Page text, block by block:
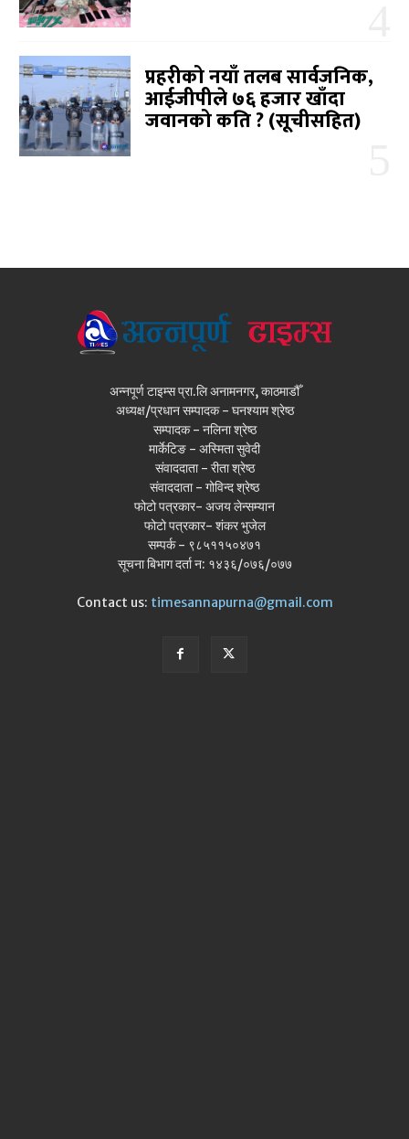
प्रहरीको नयाँ तलब सार्वजनिक,
आईजीपीले ७६ हजार खाँदा
जवानको कति ? (सूचीसहित)
अन्नपूर्ण टाइम्स प्रा.लि अनामनगर, काठमाडौँ
अध्यक्ष/प्रधान सम्पादक - घनश्याम श्रेष्ठ
सम्पादक - नलिना श्रेष्ठ
मार्केटिङ - अस्मिता सुवेदी
संवाददाता - रीता श्रेष्ठ
संवाददाता - गोविन्द श्रेष्ठ
फोटो पत्रकार- अजय लेन्सम्यान
फोटो पत्रकार- शंकर भुजेल
सम्पर्क - ९८५११५०४७१
सूचना बिभाग दर्ता न: १४३६/०७६/०७७
Contact us: timesannapurna@gmail.com